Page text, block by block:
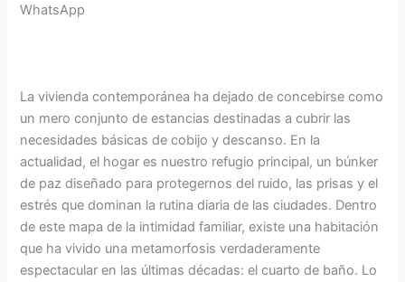
WhatsApp
La vivienda contemporánea ha dejado de concebirse como
un mero conjunto de estancias destinadas a cubrir las
necesidades básicas de cobijo y descanso. En la
actualidad, el hogar es nuestro refugio principal, un búnker
de paz diseñado para protegernos del ruido, las prisas y el
estrés que dominan la rutina diaria de las ciudades. Dentro
de este mapa de la intimidad familiar, existe una habitación
que ha vivido una metamorfosis verdaderamente
espectacular en las últimas décadas: el cuarto de baño. Lo